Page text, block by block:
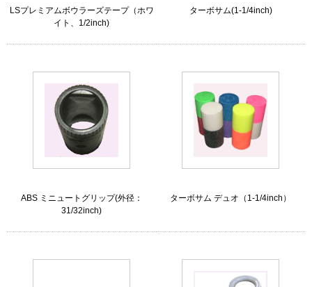
LSプレミアムボウラーズテープ（ホワ
イト、1/2inch)
ターボサム(1-1/4inch)
ABS ミニュートグリップ(外径：
31/32inch)
ターボサム デュオ（1-1/4inch）